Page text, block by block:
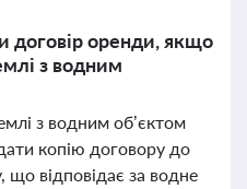
договір оренди, якщо
з водним
з водним об’єктом
копію договору до
що відповідає за водне